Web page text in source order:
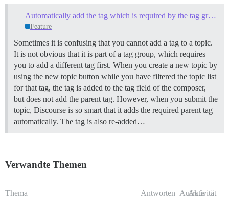
Automatically add the tag which is required by the tag group
Feature
Sometimes it is confusing that you cannot add a tag to a topic.
It is not obvious that it is part of a tag group, which requires
you to add a different tag first. When you create a new topic by
using the new topic button while you have filtered the topic list
for that tag, the tag is added to the tag field of the composer,
but does not add the parent tag. However, when you submit the
topic, Discourse is so smart that it adds the required parent tag
automatically. The tag is also re-added…
Verwandte Themen
Thema Antworten Aufrufe
Aktivität